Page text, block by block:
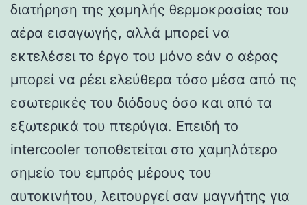
διατήρηση της χαμηλής θερμοκρασίας του
αέρα εισαγωγής, αλλά μπορεί να
εκτελέσει το έργο του μόνο εάν ο αέρας
μπορεί να ρέει ελεύθερα τόσο μέσα από τις
εσωτερικές του διόδους όσο και από τα
εξωτερικά του πτερύγια. Επειδή το
intercooler τοποθετείται στο χαμηλότερο
σημείο του εμπρός μέρους του
αυτοκινήτου, λειτουργεί σαν μαγνήτης για